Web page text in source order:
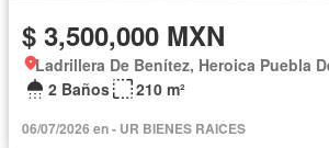
$ 3,500,000 MXN
Ladrillera De Benítez, Heroica Puebla
2 Baños
210 m²
06/07/2026 en - UR BIENES RAICES